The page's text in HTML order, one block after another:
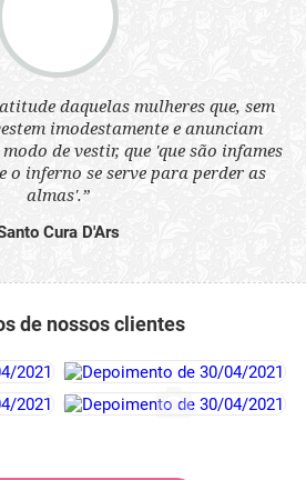
daquelas mulheres que, sem
imodestamente e anunciam
de vestir, que 'que são infames
o inferno se serve para perder as
almas'.”
Cura D'Ars
de nossos clientes